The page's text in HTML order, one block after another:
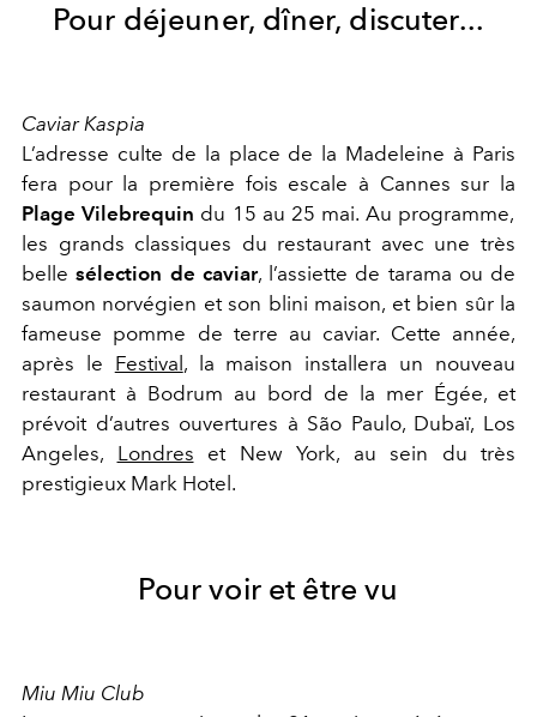
Pour déjeuner, dîner, discuter...
Caviar Kaspia
L’adresse culte de la place de la Madeleine à Paris
fera pour la première fois escale à Cannes sur la
Plage Vilebrequin du 15 au 25 mai. Au programme,
les grands classiques du restaurant avec une très
bellesélection de caviar, l’assiette de tarama ou de
saumon norvégien et son blini maison, et bien sûr la
fameuse pomme de terre au caviar. Cette année,
après le Festival, la maison installera un nouveau
restaurant à Bodrum au bord de la mer Égée, et
prévoit d’autres ouvertures à São Paulo, Dubaï, Los
Angeles, Londres et New York, au sein du très
prestigieux Mark Hotel.
Pour voir et être vu
Miu Miu Club